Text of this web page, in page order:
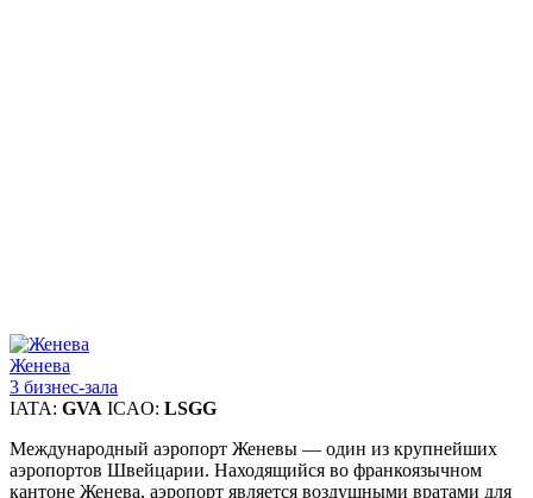
Женева
3 бизнес-зала
IATA: GVA ICAO: LSGG
Международный аэропорт Женевы — один из крупнейших
аэропортов Швейцарии. Находящийся во франкоязычном
кантоне Женева, аэропорт является воздушными вратами для